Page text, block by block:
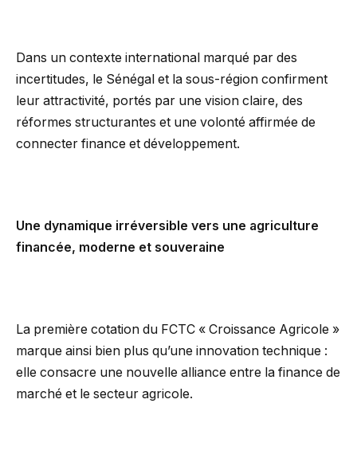
Dans un contexte international marqué par des
incertitudes, le Sénégal et la sous-région confirment
leur attractivité, portés par une vision claire, des
réformes structurantes et une volonté affirmée de
connecter finance et développement.
Une dynamique irréversible vers une agriculture
financée, moderne et souveraine
La première cotation du FCTC « Croissance Agricole »
marque ainsi bien plus qu’une innovation technique :
elle consacre une nouvelle alliance entre la finance de
marché et le secteur agricole.